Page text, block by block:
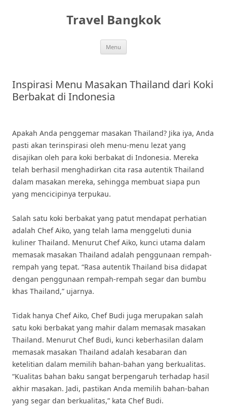
Travel Bangkok
Menu
Inspirasi Menu Masakan Thailand dari Koki
Berbakat di Indonesia
Apakah Anda penggemar masakan Thailand? Jika iya, Anda
pasti akan terinspirasi oleh menu-menu lezat yang
disajikan oleh para koki berbakat di Indonesia. Mereka
telah berhasil menghadirkan cita rasa autentik Thailand
dalam masakan mereka, sehingga membuat siapa pun
yang mencicipinya terpukau.
Salah satu koki berbakat yang patut mendapat perhatian
adalah Chef Aiko, yang telah lama menggeluti dunia
kuliner Thailand. Menurut Chef Aiko, kunci utama dalam
memasak masakan Thailand adalah penggunaan rempah-
rempah yang tepat. “Rasa autentik Thailand bisa didapat
dengan penggunaan rempah-rempah segar dan bumbu
khas Thailand,” ujarnya.
Tidak hanya Chef Aiko, Chef Budi juga merupakan salah
satu koki berbakat yang mahir dalam memasak masakan
Thailand. Menurut Chef Budi, kunci keberhasilan dalam
memasak masakan Thailand adalah kesabaran dan
ketelitian dalam memilih bahan-bahan yang berkualitas.
“Kualitas bahan baku sangat berpengaruh terhadap hasil
akhir masakan. Jadi, pastikan Anda memilih bahan-bahan
yang segar dan berkualitas,” kata Chef Budi.